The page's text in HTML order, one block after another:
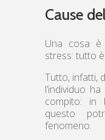
Cause
Una cosa
stress: tutto
Tutto, infatti,
l’individuo
compito: in
questo
fenomeno.